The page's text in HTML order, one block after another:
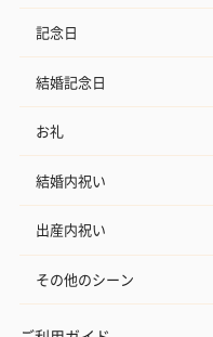
記念日
結婚記念日
お礼
結婚内祝い
出産内祝い
その他のシーン